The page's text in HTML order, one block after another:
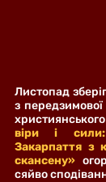
Листопад
з
віри і сили:
Закарпаття з
скансену»
сяйво